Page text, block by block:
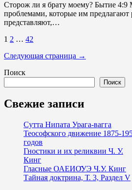
Сторож ли я брату моему? Бытие 4:9 МНОГИЕ исследователи в своих поисках света сталкиваются с различными
проблемами, которые им предлагают
представляют,…
Пагинация
записей
1 2 … 42
Следующая страница →
Поиск
Поиск
Свежие записи
Сутта Нипата Урага-вагга
Теософского движение 1875-
годов
Гностики и их реликвии Ч. У.
Кинг
Гласные ОАЕИО̄УЭ Ч.У. Кинг
Тайная доктрина, Т. 3, Раздел V